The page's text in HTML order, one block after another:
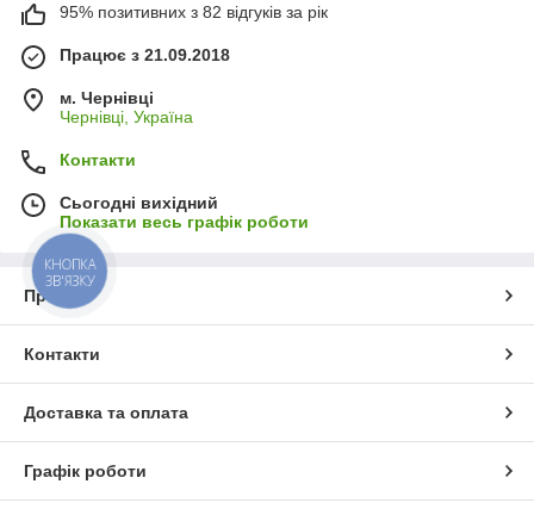
95% позитивних з 82 відгуків за рік
Працює з 21.09.2018
м. Чернівці
Чернівці, Україна
Контакти
Сьогодні вихідний
Показати весь графік роботи
Про нас
Контакти
Доставка та оплата
Графік роботи
КНОПКА
ЗВ'ЯЗКУ